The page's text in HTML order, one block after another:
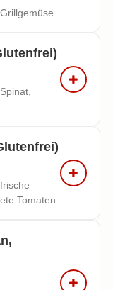
Tomaten